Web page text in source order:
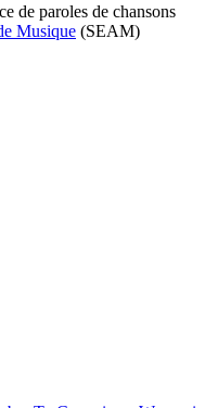
de paroles de chansons
Musique (SEAM)